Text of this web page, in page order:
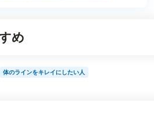
め
体のラインをキレイにしたい人